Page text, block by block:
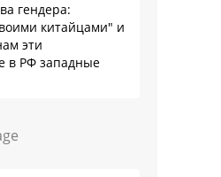
гендера:
китайцами" и
эти
в РФ западные